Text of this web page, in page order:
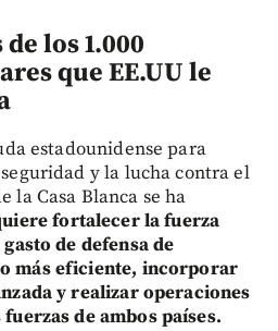
los 1.000
que EE.UU le
estadounidense para
y la lucha contra el
la Casa Blanca se ha
fortalecer la fuerza
de defensa de
más eficiente, incorporar
y realizar operaciones
de ambos países.